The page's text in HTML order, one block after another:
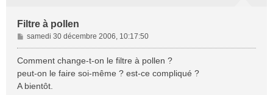
Filtre à pollen
M
e
s
g
samedi 30 décembre 2006, 10:17:50
Comment change-t-on le filtre à pollen ?
peut-on le faire soi-même ? est-ce compliqué ?
A bientôt.